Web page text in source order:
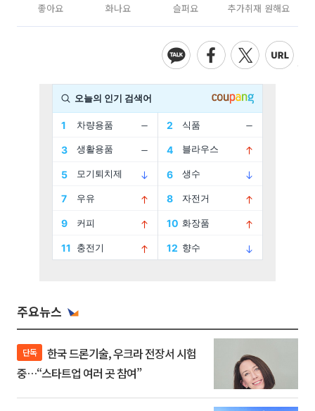
좋아요 화나요 슬퍼요 추가취재 원해요
주요뉴스
단독
중…“스타트업 여러 곳 참여”